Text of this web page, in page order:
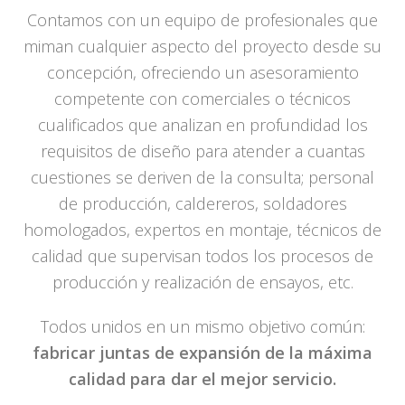
Contamos con un equipo de profesionales que
miman cualquier aspecto del proyecto desde su
concepción, ofreciendo un asesoramiento
competente con comerciales o técnicos
cualificados que analizan en profundidad los
requisitos de diseño para atender a cuantas
cuestiones se deriven de la consulta; personal
de producción, caldereros, soldadores
homologados, expertos en montaje, técnicos de
calidad que supervisan todos los procesos de
producción y realización de ensayos, etc.
Todos unidos en un mismo objetivo común:
fabricar juntas de expansión de la máxima
calidad para dar el mejor servicio.